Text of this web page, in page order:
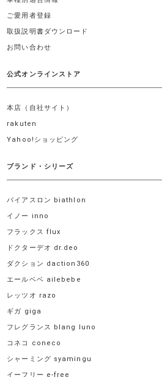
ご愛用者登録
取扱説明書ダウンロード
お問い合わせ
公式オンラインストア
本店（自社サイト）
rakuten
Yahoo!ショッピング
ブランド・シリーズ
バイアスロン biathlon
イノー inno
フラックス flux
ドクターデオ dr.deo
ダクション daction360
エールベベ ailebebe
レッツオ razo
ギガ giga
フレグランス blang luno
コネコ coneco
シャーミング syamingu
イーフリー e-free